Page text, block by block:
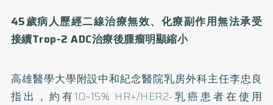
45歲病人歷經二線治療無效、化療副作用無法承受
接續Trop-2 ADC治療後腫瘤明顯縮小
高雄醫學大學附設中和紀念醫院乳房外科主任李忠良
指出，約有10~15% HR+/HER2-乳癌患者在使用